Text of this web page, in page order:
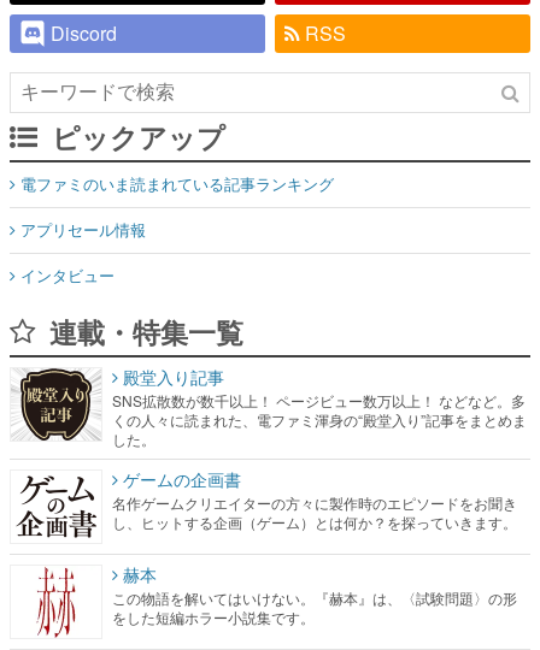
Discord
RSS
ピックアップ
電ファミのいま読まれている記事ランキング
アプリセール情報
インタビュー
連載・特集一覧
殿堂入り記事
SNS拡散数が数千以上！ ページビュー数万以上！ などなど。多
くの人々に読まれた、電ファミ渾身の“殿堂入り”記事をまとめま
した。
ゲームの企画書
名作ゲームクリエイターの方々に製作時のエピソードをお聞き
し、ヒットする企画（ゲーム）とは何か？を探っていきます。
赫本
この物語を解いてはいけない。『赫本』は、〈試験問題〉の形
をした短編ホラー小説集です。